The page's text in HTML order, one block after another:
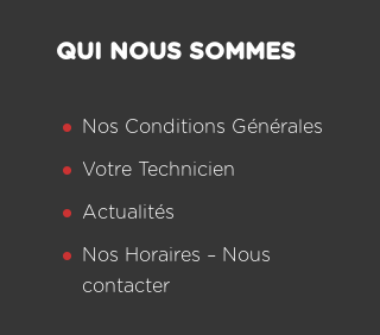
QUI NOUS SOMMES
Nos Conditions Générales
Votre Technicien
Actualités
Nos Horaires – Nous
contacter